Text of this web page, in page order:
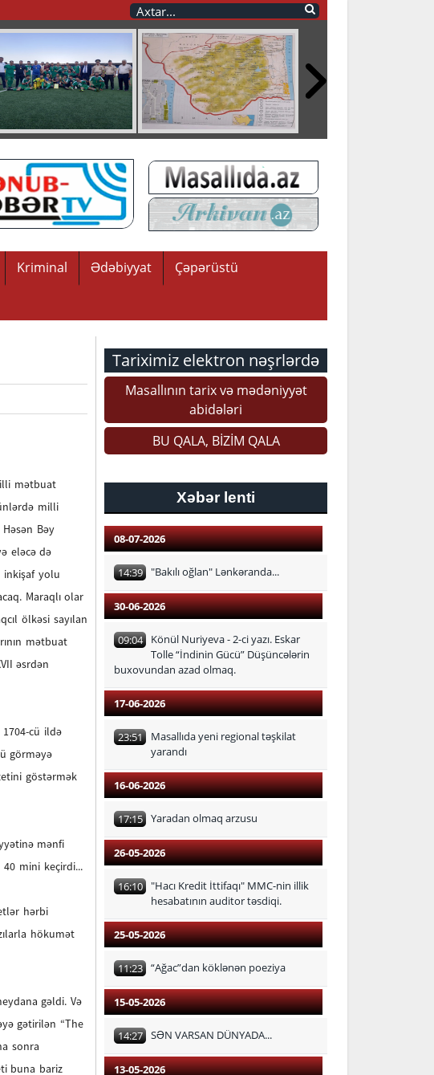
Kriminal Ədəbiyyat
Çəpərüstü
mətbuat
milli
Həsən Bəy
eləcə də
inkişaf yolu
Maraqlı olar
ölkəsi sayılan
mətbuat
əsrdən
cü ildə
görməyə
göstərmək
mənfi
mini keçirdi...
hərbi
hökumət
gəldi. Və
gətirilən “The
sonra
buna bariz
Tariximiz elektron nəşrlərdə
Masallının tarix və mədəniyyət
abidələri
BU QALA, BİZİM QALA
Xəbər lenti
08-07-2026
14:39 "Bakılı oğlan" Lənkəranda...
30-06-2026
09:04
Könül Nuriyeva - 2-ci yazı. Eskar
Tolle “İndinin Gücü” Düşüncələrin
buxovundan azad olmaq.
17-06-2026
23:51
Masallıda yeni regional təşkilat
yarandı
16-06-2026
17:15 Yaradan olmaq arzusu
26-05-2026
16:10 "Hacı Kredit İttifaqı" MMC-nin illik
hesabatının auditor təsdiqi.
25-05-2026
11:23 “Ağac”dan köklənən poeziya
15-05-2026
14:27 SƏN VARSAN DÜNYADA...
13-05-2026